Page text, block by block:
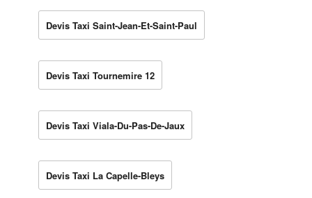
Devis Taxi Saint-Jean-Et-Saint-Paul
Devis Taxi Tournemire 12
Devis Taxi Viala-Du-Pas-De-Jaux
Devis Taxi La Capelle-Bleys